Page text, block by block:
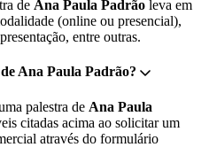
de Ana Paula Padrão leva em
(online ou presencial),
entre outras.
Ana Paula Padrão?
palestra de Ana Paula
citadas acima ao solicitar um
através do formulário